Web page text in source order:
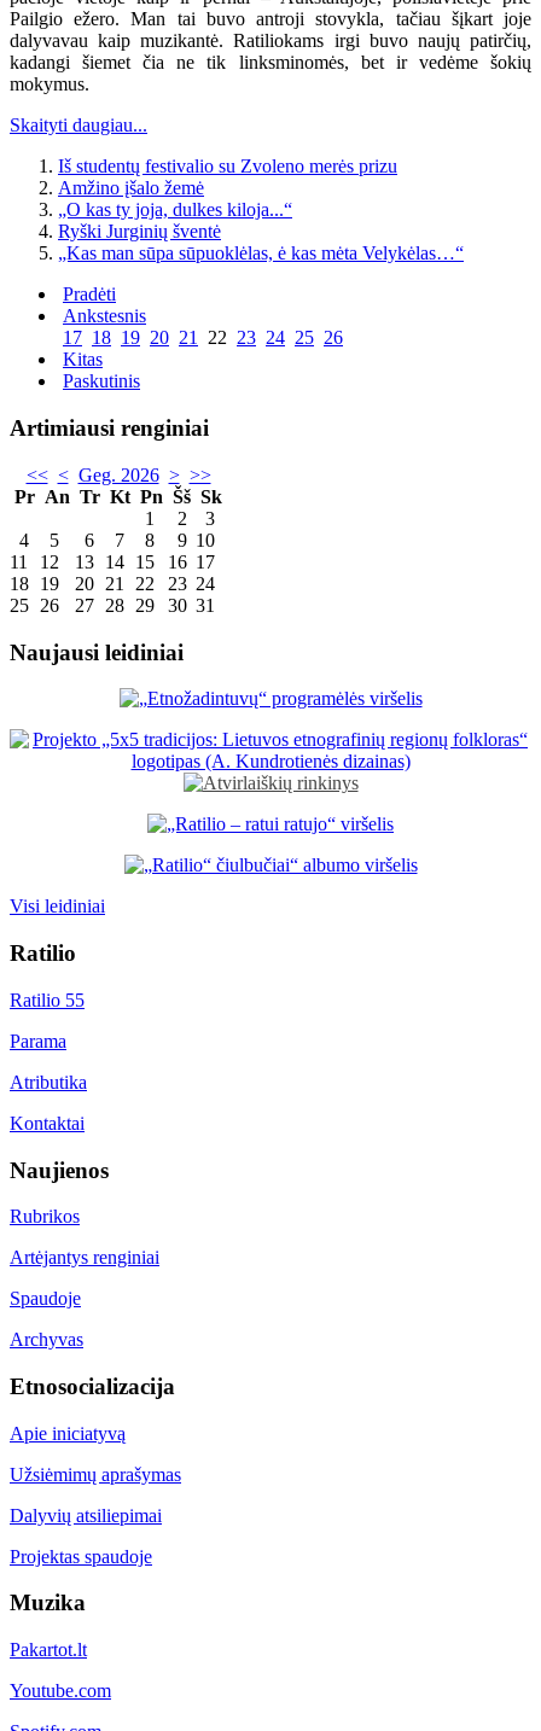
Pailgio ežero. Man tai buvo antroji stovykla, tačiau šįkart joje
dalyvavau kaip muzikantė. Ratiliokams irgi buvo naujų patirčių,
kadangi šiemet čia ne tik linksminomės, bet ir vedėme šokių
mokymus.
Skaityti daugiau...
Iš studentų festivalio su Zvoleno merės prizu
Amžino įšalo žemė
„O kas ty joja, dulkes kiloja...“
Ryški Jurginių šventė
„Kas man sūpa sūpuoklėlas, ė kas mėta Velykėlas…“
Pradėti
Ankstesnis
17 18 19 20 21 22 23 24 25 26
Kitas
Paskutinis
Artimiausi renginiai
<< < Geg. 2026 > >>
Pr An Tr Kt Pn Šš Sk
1
2
3
4
5 6 7 8 9 10
11
12 13 14 15 16 17
18 19 20 21 22 23 24
25 26 27 28 29 30 31
Naujausi leidiniai
Visi leidiniai
Ratilio
Ratilio 55
Parama
Atributika
Kontaktai
Naujienos
Rubrikos
Artėjantys renginiai
Spaudoje
Archyvas
Etnosocializacija
Apie iniciatyvą
Užsiėmimų aprašymas
Dalyvių atsiliepimai
Projektas spaudoje
Muzika
Pakartot.lt
Youtube.com